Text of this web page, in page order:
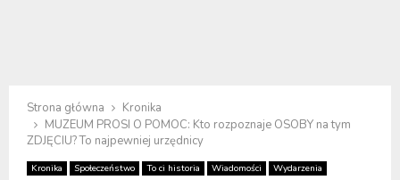
Strona główna
Kronika
MUZEUM PROSI O POMOC: Kto rozpoznaje OSOBY na tym
ZDJĘCIU? To najpewniej urzędnicy
Kronika Społeczeństwo To ci historia Wiadomości Wydarzenia